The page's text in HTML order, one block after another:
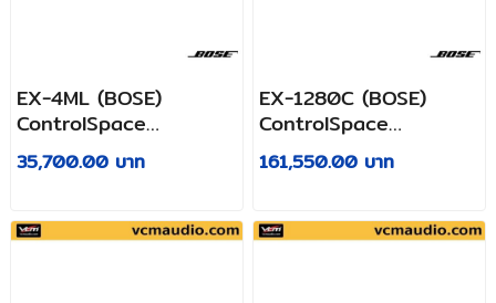
EX-4ML (BOSE)
ControlSpace
microphone/GPIO
Dante endpoint
35,700.00 บาท
EX-1280C (BOSE)
ControlSpace
conferencing sound
processor
161,550.00 บาท